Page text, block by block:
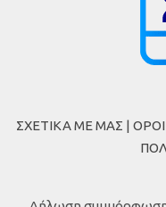
ΣΧΕΤΙΚΑ ΜΕ ΜΑΣ